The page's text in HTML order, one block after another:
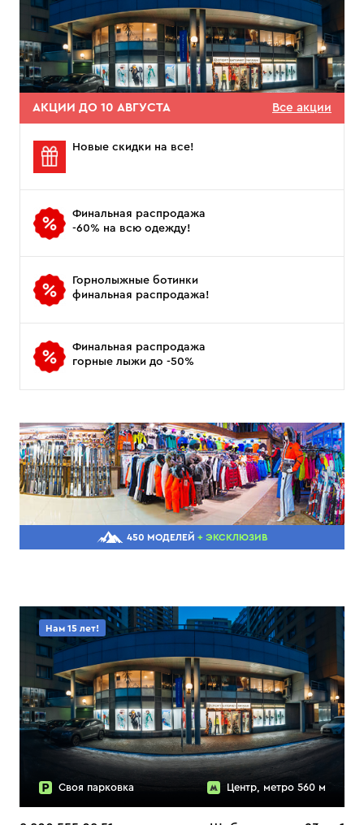
АКЦИИ ДО 10 АВГУСТА Все акции
Новые скидки на все!
Финальная распродажа
-60% на всю одежду!
Горнолыжные ботинки
финальная распродажа!
Финальная распродажа
горные лыжи до -50%
450 МОДЕЛЕЙ + ЭКСКЛЮЗИВ
Нам 15 лет!
Своя парковка Центр, метро 560 м